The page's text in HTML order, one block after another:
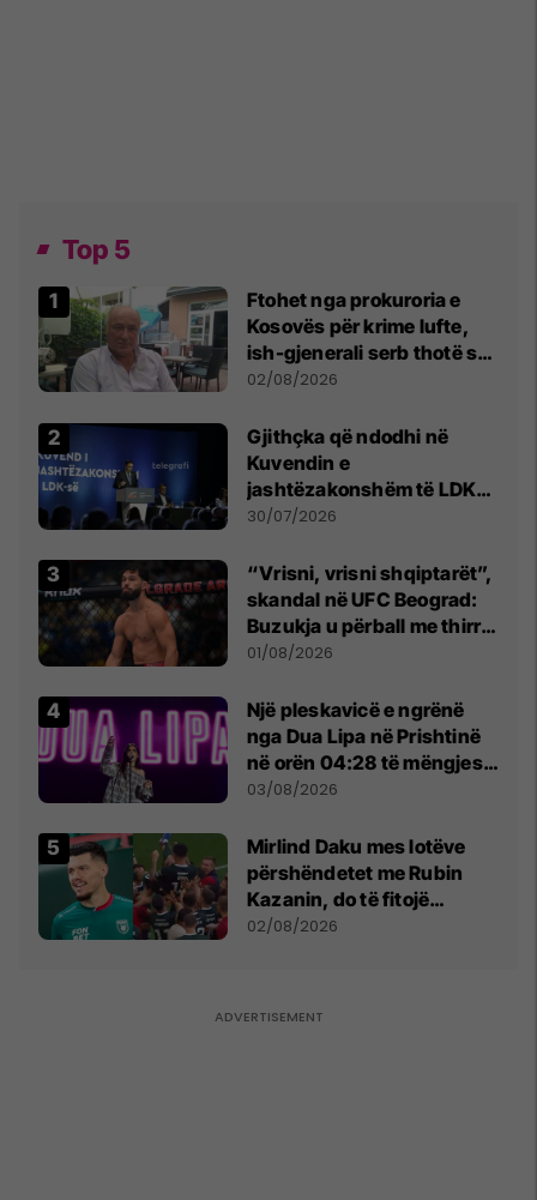
Top 5
Ftohet nga prokuroria e
Kosovës për krime lufte,
ish-gjenerali serb thotë se
dikush e tradhtoi në
02/08/2026
Gjithçka që ndodhi në
Kuvendin e
jashtëzakonshëm të LDK-
së
30/07/2026
“Vrisni, vrisni shqiptarët”,
skandal në UFC Beograd:
Buzukja u përball me thirrje
anti-shqiptare nga
01/08/2026
Një pleskavicë e ngrënë
nga Dua Lipa në Prishtinë
në orën 04:28 të mëngjesit
- dhe bota digjitale serbe
03/08/2026
Mirlind Daku mes lotëve
përshëndetet me Rubin
Kazanin, do të fitojë
miliona te Spartak Moska
02/08/2026